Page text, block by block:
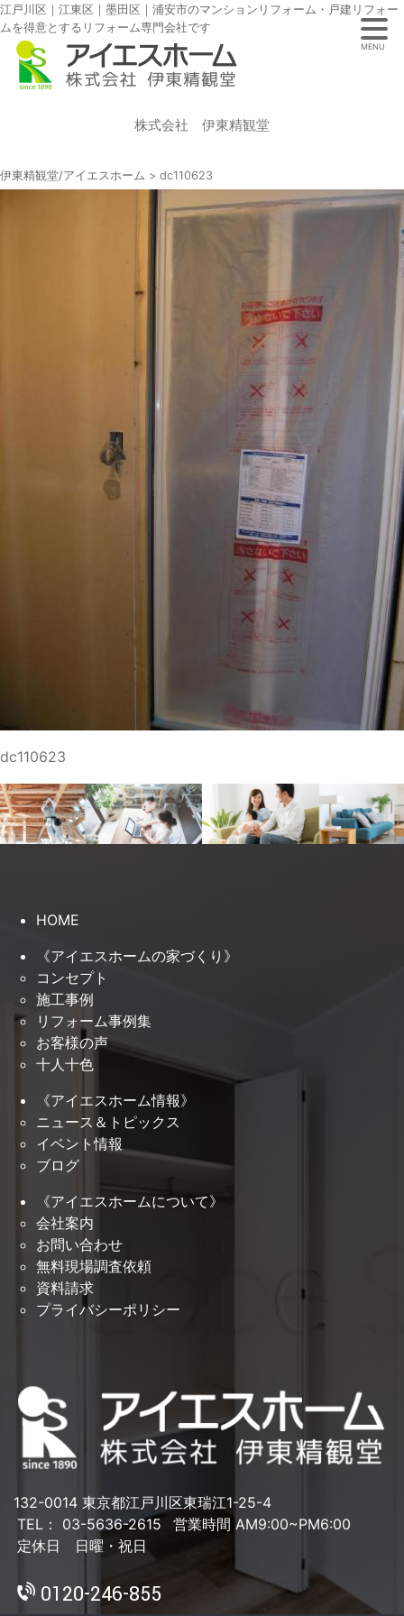
江戸川区｜江東区｜墨田区｜浦安市のマンションリフォーム・戸建リフォー
ムを得意とするリフォーム専門会社です
株式会社 伊東精観堂
伊東精観堂/アイエスホーム > dc110623
dc110623
MENU
HOME
《アイエスホームの家づくり》
コンセプト
施工事例
リフォーム事例集
お客様の声
十人十色
《アイエスホーム情報》
ニュース＆トピックス
イベント情報
ブログ
《アイエスホームについて》
会社案内
お問い合わせ
無料現場調査依頼
資料請求
プライバシーポリシー
132-0014 東京都江戸川区東瑞江1-25-4
TEL： 03-5636-2615
営業時間 AM9:00~PM6:00
定休日 日曜・祝日
0120-246-855